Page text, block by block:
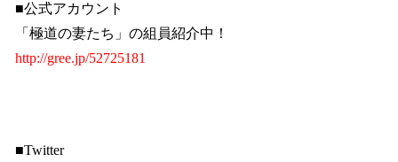
■公式アカウント
「極道の妻たち」の組員紹介中！
http://gree.jp/52725181
■Twitter